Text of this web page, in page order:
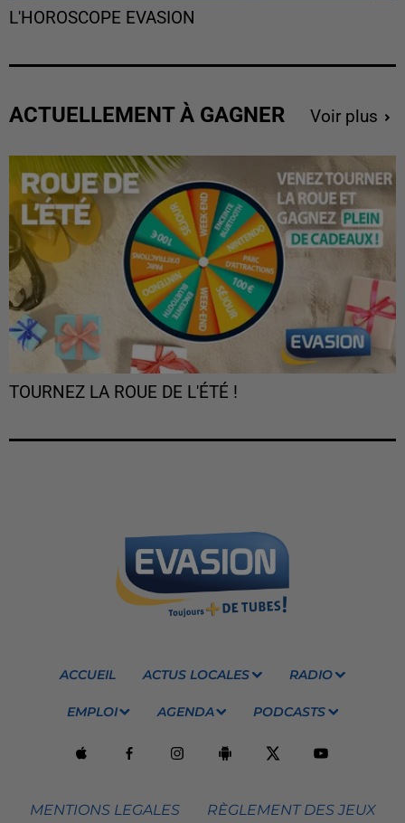
L'HOROSCOPE EVASION
ACTUELLEMENT À GAGNER Voir plus
TOURNEZ LA ROUE DE L'ÉTÉ !
ACCUEIL ACTUS LOCALES RADIO
EMPLOI AGENDA PODCASTS
MENTIONS LEGALES RÈGLEMENT DES JEUX